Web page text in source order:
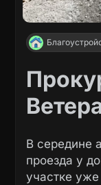
В середине
проезда у
участке уже